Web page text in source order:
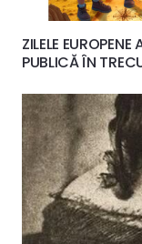
ZILELE
PUBLICĂ ÎN